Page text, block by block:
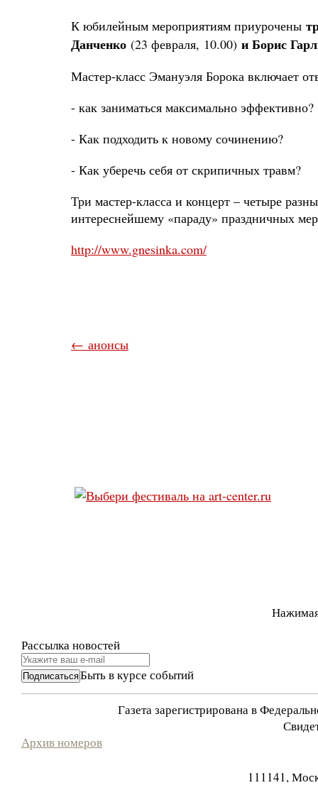
К юбилейным мероприятиям приурочены
Данченко (23 февраля, 10.00) и Борис
Мастер-класс Эмануэля Борока включает
- как заниматься максимально эффективно?
- Как подходить к новому сочинению?
- Как уберечь себя от скрипичных травм?
Три мастер-класса и концерт – четыре
интереснейшему «параду» праздничных
http://www.gnesinka.com/
← анонсы
Рассылка новостей
Быть в курсе событий
Газета зарегистрирована в
Архив номеров
111141,